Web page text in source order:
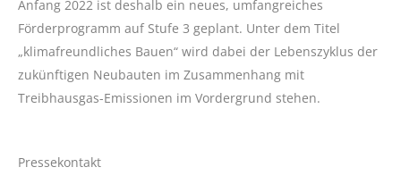
Anfang 2022 ist deshalb ein neues, umfangreiches
Förderprogramm auf Stufe 3 geplant. Unter dem Titel
„klimafreundliches Bauen“ wird dabei der Lebenszyklus der
zukünftigen Neubauten im Zusammenhang mit
Treibhausgas-Emissionen im Vordergrund stehen.
Pressekontakt